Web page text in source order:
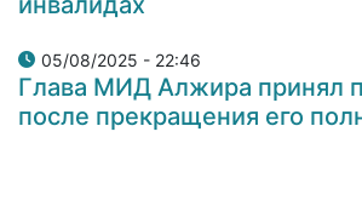
05/08/2025 - 22:46
Глава МИД Алжира принял
после прекращения его